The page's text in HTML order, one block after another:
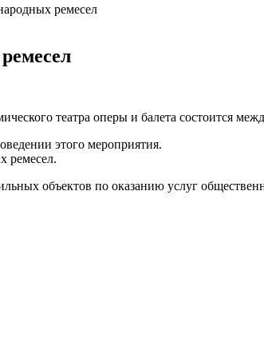
ремесел
театра оперы и балета состоится
этого мероприятия.
ремесел.
объектов по оказанию услуг